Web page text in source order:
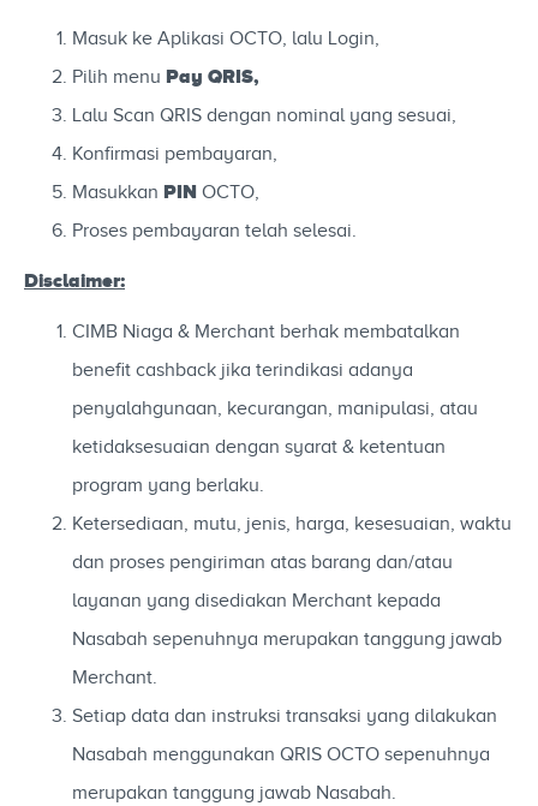
Masuk ke Aplikasi OCTO, lalu Login,
Pilih menu Pay QRIS,
Lalu Scan QRIS dengan nominal yang sesuai,
Konfirmasi pembayaran,
Masukkan PIN OCTO,
Proses pembayaran telah selesai.
Disclaimer:
CIMB Niaga & Merchant berhak membatalkan
benefit cashback jika terindikasi adanya
penyalahgunaan, kecurangan, manipulasi, atau
ketidaksesuaian dengan syarat & ketentuan
program yang berlaku.
Ketersediaan, mutu, jenis, harga, kesesuaian, waktu
dan proses pengiriman atas barang dan/atau
layanan yang disediakan Merchant kepada
Nasabah sepenuhnya merupakan tanggung jawab
Merchant.
Setiap data dan instruksi transaksi yang dilakukan
Nasabah menggunakan QRIS OCTO sepenuhnya
merupakan tanggung jawab Nasabah.